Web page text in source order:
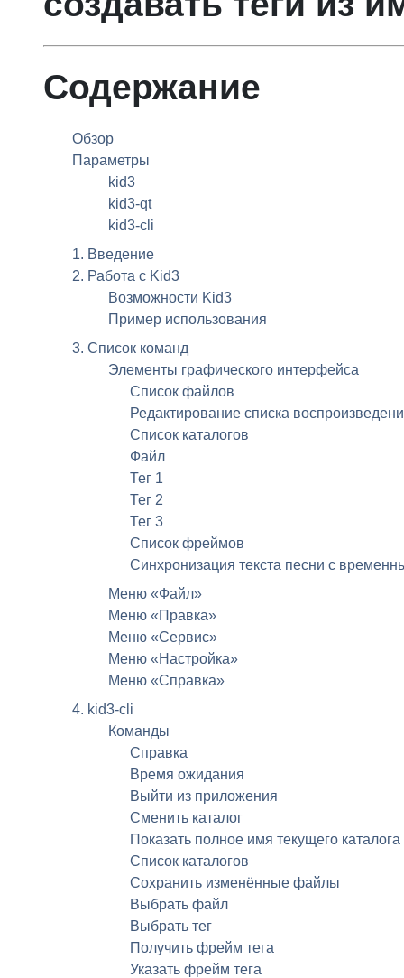
Содержание
Обзор
Параметры
kid3
kid3-qt
kid3-cli
1. Введение
2. Работа с Kid3
Возможности Kid3
Пример использования
3. Список команд
Элементы графического интерфейса
Список файлов
Редактирование списка
Список каталогов
Файл
Тег 1
Тег 2
Тег 3
Список фреймов
Синхронизация текста песни с
Меню «Файл»
Меню «Правка»
Меню «Сервис»
Меню «Настройка»
Меню «Справка»
4. kid3-cli
Команды
Справка
Время ожидания
Выйти из приложения
Сменить каталог
Показать полное имя текущего каталога
Список каталогов
Сохранить изменённые файлы
Выбрать файл
Выбрать тег
Получить фрейм тега
Указать фрейм тега